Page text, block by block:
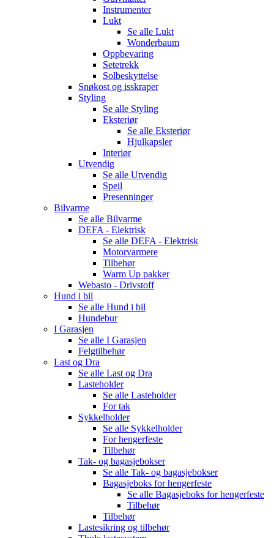
Instrumenter
Lukt
Se alle Lukt
Wonderbaum
Oppbevaring
Setetrekk
Solbeskyttelse
Snøkost og isskraper
Styling
Se alle Styling
Eksteriør
Se alle Eksteriør
Hjulkapsler
Interiør
Utvendig
Se alle Utvendig
Speil
Presenninger
Bilvarme
Se alle Bilvarme
DEFA - Elektrisk
Se alle DEFA - Elektrisk
Motorvarmere
Tilbehør
Warm Up pakker
Webasto - Drivstoff
Hund i bil
Se alle Hund i bil
Hundebur
I Garasjen
Se alle I Garasjen
Felgtilbehør
Last og Dra
Se alle Last og Dra
Lasteholder
Se alle Lasteholder
For tak
Sykkelholder
Se alle Sykkelholder
For hengerfeste
Tilbehør
Tak- og bagasjebokser
Se alle Tak- og bagasjebokser
Bagasjeboks for hengerfeste
Se alle Bagasjeboks for hengerfeste
Tilbehør
Tilbehør
Lastesikring og tilbehør